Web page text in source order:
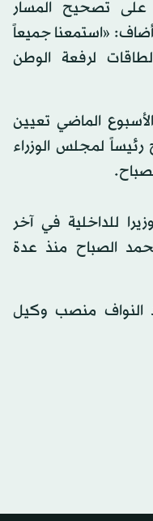
على تصحيح المسار
«استمعنا جميعاً
لرفعة الوطن
الماضي تعيين
لمجلس الوزراء
للداخلية في آخر
الصباح منذ عدة
النواف منصب وكيل